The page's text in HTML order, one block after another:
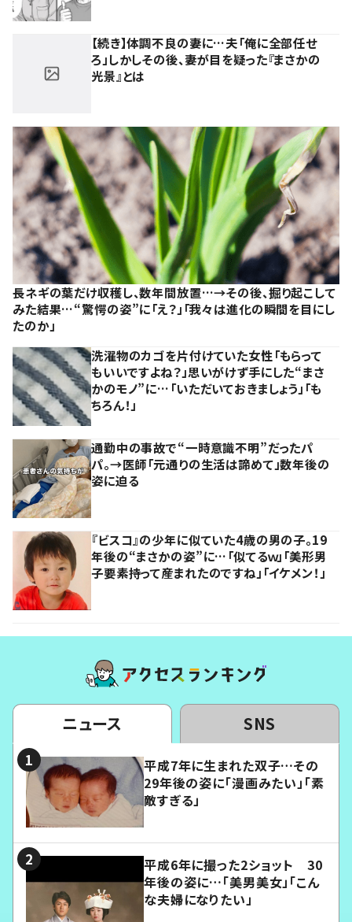
【続き】体調不良の妻に…夫「俺に全部任せ
ろ」しかしその後、妻が目を疑った『まさかの
光景』とは
長ネギの葉だけ収穫し、数年間放置…→その後、掘り起こして
みた結果…“驚愕の姿”に「え？」「我々は進化の瞬間を目にし
たのか」
洗濯物のカゴを片付けていた女性「もらって
もいいですよね？」思いがけず手にした“まさ
かのモノ”に…「いただいておきましょう」「も
ちろん！」
通勤中の事故で“一時意識不明”だったパ
パ。→医師「元通りの生活は諦めて」数年後の
姿に迫る
『ビスコ』の少年に似ていた4歳の男の子。19
年後の“まさかの姿”に…「似てるｗ」「美形男
子要素持って産まれたのですね」「イケメン！」
ニュース SNS
平成7年に生まれた双子…その
29年後の姿に「漫画みたい」「素
敵すぎる」
平成6年に撮った2ショット 30
年後の姿に…「美男美女」「こん
な夫婦になりたい」